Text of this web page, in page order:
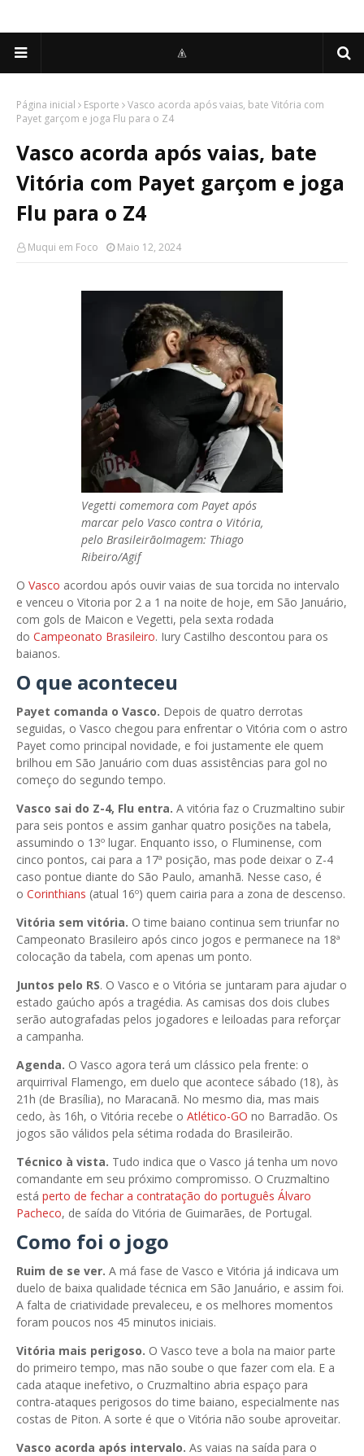
Página inicial Esporte
Vasco acorda após vaias, bate Vitória com
Payet garçom e joga Flu para o Z4
Vasco acorda após vaias, bate
Vitória com Payet garçom e joga
Flu para o Z4
Muqui em Foco Maio 12, 2024
Vegetti comemora com Payet após
marcar pelo Vasco contra o Vitória,
pelo BrasileirãoImagem: Thiago
Ribeiro/Agif
O Vasco acordou após ouvir vaias de sua torcida no intervalo
e venceu o Vitoria por 2 a 1 na noite de hoje, em São Januário,
com gols de Maicon e Vegetti, pela sexta rodada
do Campeonato Brasileiro. Iury Castilho descontou para os
baianos.
O que aconteceu
Payet comanda o Vasco. Depois de quatro derrotas
seguidas, o Vasco chegou para enfrentar o Vitória com o astro
Payet como principal novidade, e foi justamente ele quem
brilhou em São Januário com duas assistências para gol no
começo do segundo tempo.
Vasco sai do Z-4, Flu entra. A vitória faz o Cruzmaltino subir
para seis pontos e assim ganhar quatro posições na tabela,
assumindo o 13º lugar. Enquanto isso, o Fluminense, com
cinco pontos, cai para a 17ª posição, mas pode deixar o Z-4
caso pontue diante do São Paulo, amanhã. Nesse caso, é
o Corinthians (atual 16º) quem cairia para a zona de descenso.
Vitória sem vitória. O time baiano continua sem triunfar no
Campeonato Brasileiro após cinco jogos e permanece na 18ª
colocação da tabela, com apenas um ponto.
Juntos pelo RS. O Vasco e o Vitória se juntaram para ajudar o
estado gaúcho após a tragédia. As camisas dos dois clubes
serão autografadas pelos jogadores e leiloadas para reforçar
a campanha.
Agenda. O Vasco agora terá um clássico pela frente: o
arquirrival Flamengo, em duelo que acontece sábado (18), às
21h (de Brasília), no Maracanã. No mesmo dia, mas mais
cedo, às 16h, o Vitória recebe o Atlético-GO no Barradão. Os
jogos são válidos pela sétima rodada do Brasileirão.
Técnico à vista. Tudo indica que o Vasco já tenha um novo
comandante em seu próximo compromisso. O Cruzmaltino
está perto de fechar a contratação do português Álvaro
Pacheco, de saída do Vitória de Guimarães, de Portugal.
Como foi o jogo
Ruim de se ver. A má fase de Vasco e Vitória já indicava um
duelo de baixa qualidade técnica em São Januário, e assim foi.
A falta de criatividade prevaleceu, e os melhores momentos
foram poucos nos 45 minutos iniciais.
Vitória mais perigoso. O Vasco teve a bola na maior parte
do primeiro tempo, mas não soube o que fazer com ela. E a
cada ataque inefetivo, o Cruzmaltino abria espaço para
contra-ataques perigosos do time baiano, especialmente nas
costas de Piton. A sorte é que o Vitória não soube aproveitar.
Vasco acorda após intervalo. As vaias na saída para o